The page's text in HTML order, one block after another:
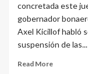
concretada este
gobernador
Axel Kicillof habló
suspensión de las...
Read More
6
La
con
de